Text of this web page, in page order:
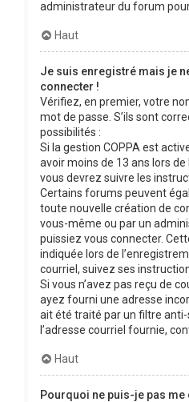
administrateur du forum pour
Haut
Je suis enregistré mais je
connecter !
Vérifiez, en premier, votre
mot de passe. S’ils sont
possibilités :
Si la gestion COPPA est
avoir moins de 13 ans lors
vous devrez suivre les
Certains forums peuvent
toute nouvelle création de
vous-même ou par un
puissiez vous connecter.
indiquée lors de
courriel, suivez ses
Si vous n’avez pas reçu de
ayez fourni une adresse
ait été traité par un filtre
l’adresse courriel fournie,
Haut
Pourquoi ne puis-je pas me